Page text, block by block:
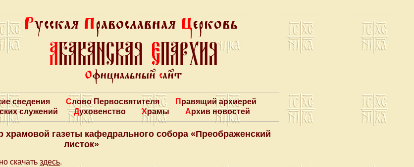
сведения Слово Первосвятителя
Правящий архиерей
служений
Духовенство Храмы Архив новостей
газеты кафедрального собора «Преображенский
листок»
скачать здесь.